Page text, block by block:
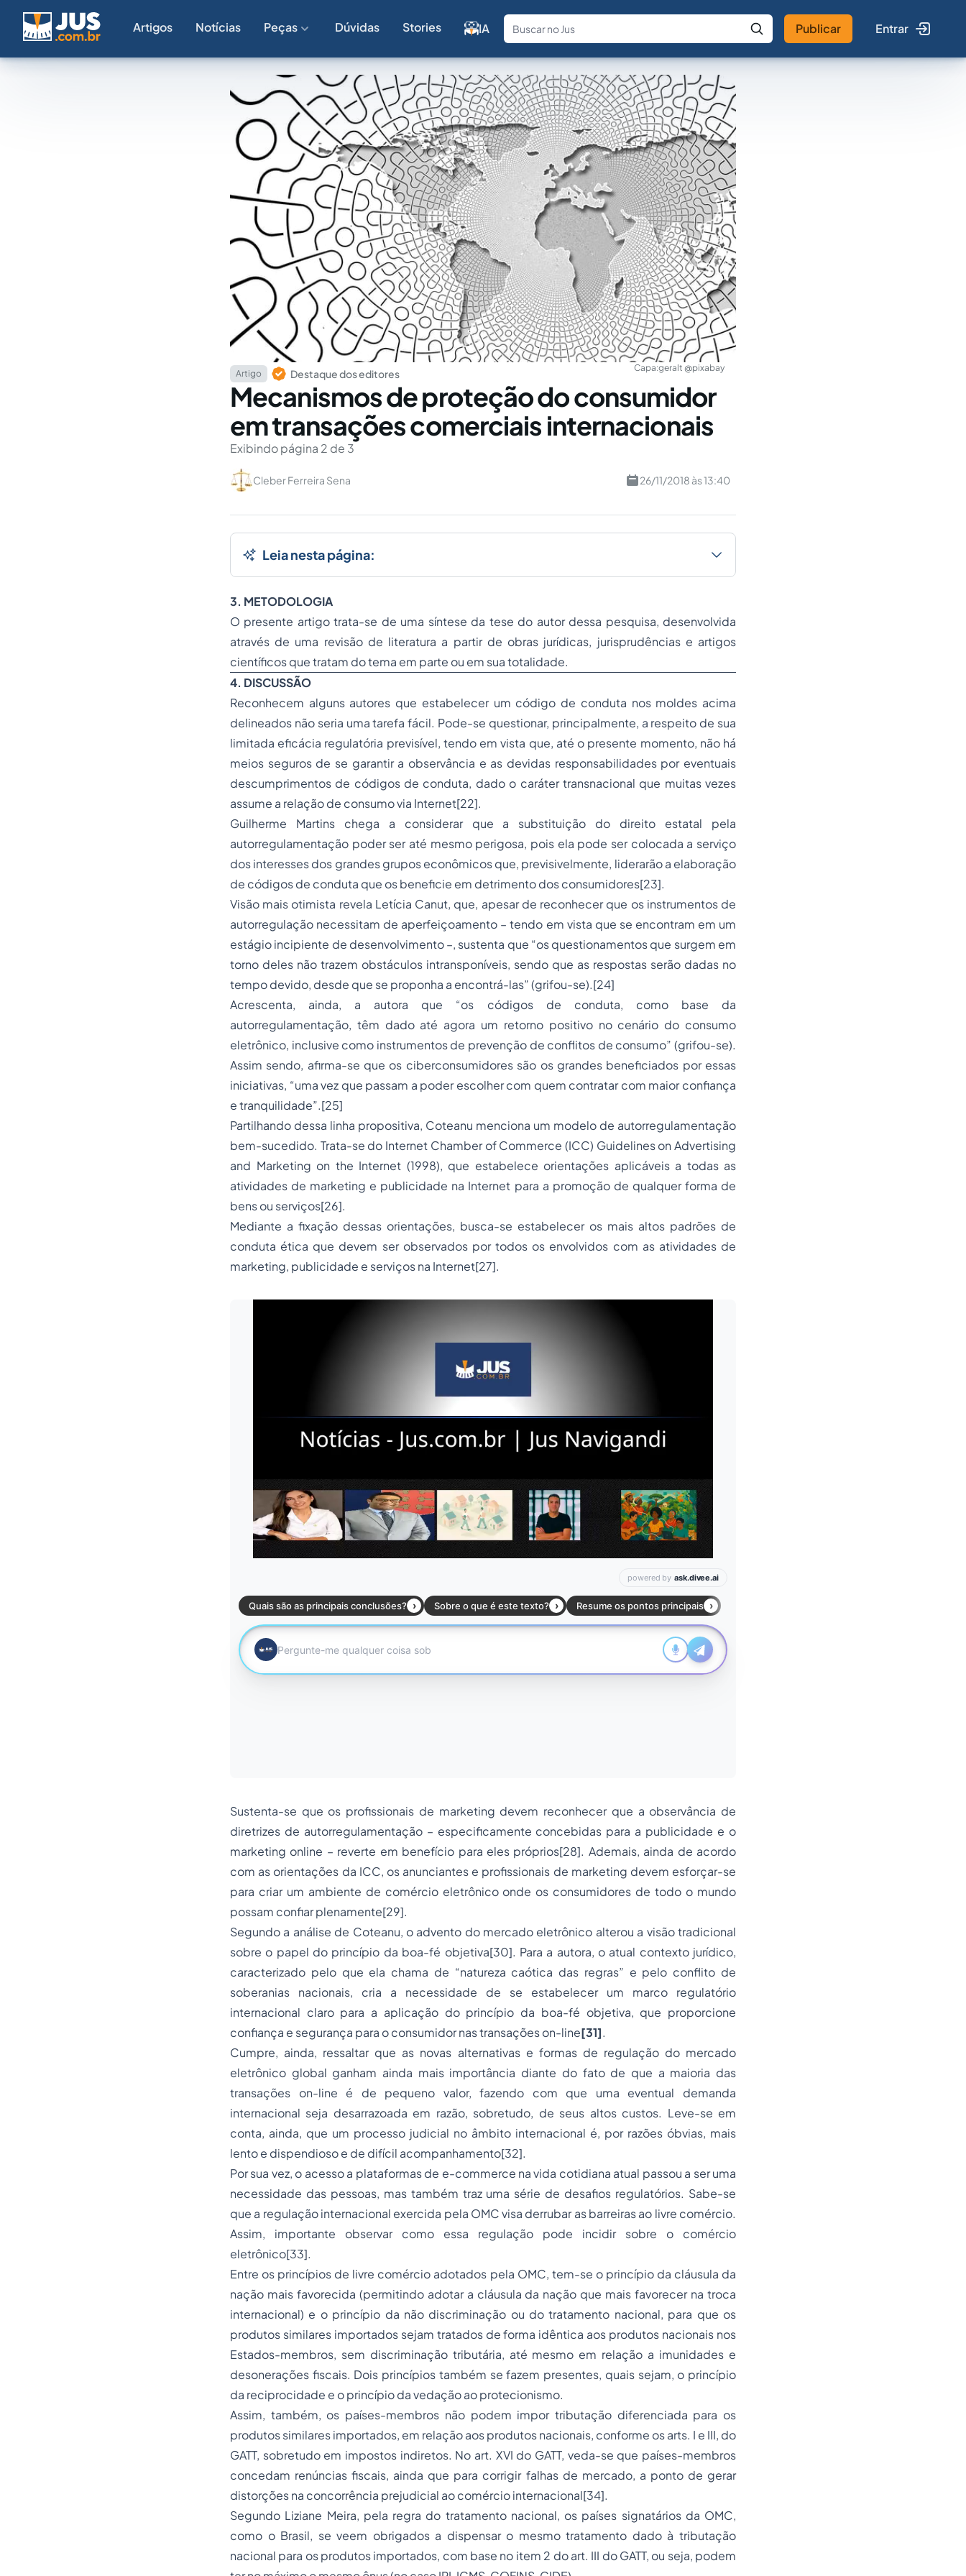
Artigos Notícias Peças Dúvidas Stories IA
Fale com a IA Buscar no Jus
Publicar Entrar
Capa:geralt @pixabay
Artigo Destaque dos editores
Mecanismos de proteção do consumidor
em transações comerciais internacionais
Exibindo página 2 de 3
Cleber Ferreira Sena 26/11/2018 às 13:40
Leia nesta página:
3. METODOLOGIA
O presente artigo trata-se de uma síntese da tese do autor dessa pesquisa, desenvolvida
através de uma revisão de literatura a partir de obras jurídicas, jurisprudências e artigos
científicos que tratam do tema em parte ou em sua totalidade.
4. DISCUSSÃO
Reconhecem alguns autores que estabelecer um código de conduta nos moldes acima
delineados não seria uma tarefa fácil. Pode-se questionar, principalmente, a respeito de sua
limitada eficácia regulatória previsível, tendo em vista que, até o presente momento, não há
meios seguros de se garantir a observância e as devidas responsabilidades por eventuais
descumprimentos de códigos de conduta, dado o caráter transnacional que muitas vezes
assume a relação de consumo via Internet[22].
Guilherme Martins chega a considerar que a substituição do direito estatal pela
autorregulamentação poder ser até mesmo perigosa, pois ela pode ser colocada a serviço
dos interesses dos grandes grupos econômicos que, previsivelmente, liderarão a elaboração
de códigos de conduta que os beneficie em detrimento dos consumidores[23].
Visão mais otimista revela Letícia Canut, que, apesar de reconhecer que os instrumentos de
autorregulação necessitam de aperfeiçoamento – tendo em vista que se encontram em um
estágio incipiente de desenvolvimento –, sustenta que “os questionamentos que surgem em
torno deles não trazem obstáculos intransponíveis, sendo que as respostas serão dadas no
tempo devido, desde que se proponha a encontrá-las” (grifou-se).[24]
Acrescenta, ainda, a autora que “os códigos de conduta, como base da
autorregulamentação, têm dado até agora um retorno positivo no cenário do consumo
eletrônico, inclusive como instrumentos de prevenção de conflitos de consumo” (grifou-se).
Assim sendo, afirma-se que os ciberconsumidores são os grandes beneficiados por essas
iniciativas, “uma vez que passam a poder escolher com quem contratar com maior confiança
e tranquilidade”.[25]
Partilhando dessa linha propositiva, Coteanu menciona um modelo de autorregulamentação
bem-sucedido. Trata-se do Internet Chamber of Commerce (ICC) Guidelines on Advertising
and Marketing on the Internet (1998), que estabelece orientações aplicáveis a todas as
atividades de marketing e publicidade na Internet para a promoção de qualquer forma de
bens ou serviços[26].
Mediante a fixação dessas orientações, busca-se estabelecer os mais altos padrões de
conduta ética que devem ser observados por todos os envolvidos com as atividades de
marketing, publicidade e serviços na Internet[27].
Sustenta-se que os profissionais de marketing devem reconhecer que a observância de
diretrizes de autorregulamentação – especificamente concebidas para a publicidade e o
marketing online – reverte em benefício para eles próprios[28]. Ademais, ainda de acordo
com as orientações da ICC, os anunciantes e profissionais de marketing devem esforçar-se
para criar um ambiente de comércio eletrônico onde os consumidores de todo o mundo
possam confiar plenamente[29].
Segundo a análise de Coteanu, o advento do mercado eletrônico alterou a visão tradicional
sobre o papel do princípio da boa-fé objetiva[30]. Para a autora, o atual contexto jurídico,
caracterizado pelo que ela chama de “natureza caótica das regras” e pelo conflito de
soberanias nacionais, cria a necessidade de se estabelecer um marco regulatório
internacional claro para a aplicação do princípio da boa-fé objetiva, que proporcione
confiança e segurança para o consumidor nas transaçõeson-line[31].
Cumpre, ainda, ressaltar que as novas alternativas e formas de regulação do mercado
eletrônico global ganham ainda mais importância diante do fato de que a maioria das
transações on-line é de pequeno valor, fazendo com que uma eventual demanda
internacional seja desarrazoada em razão, sobretudo, de seus altos custos. Leve-se em
conta, ainda, que um processo judicial no âmbito internacional é, por razões óbvias, mais
lento e dispendioso e de difícil acompanhamento[32].
Por sua vez, o acesso a plataformas de e-commerce na vida cotidiana atual passou a ser uma
necessidade das pessoas, mas também traz uma série de desafios regulatórios. Sabe-se
que a regulação internacional exercida pela OMC visa derrubar as barreiras ao livre comércio.
Assim, importante observar como essa regulação pode incidir sobre o comércio
eletrônico[33].
Entre os princípios de livre comércio adotados pela OMC, tem-se o princípio da cláusula da
nação mais favorecida (permitindo adotar a cláusula da nação que mais favorecer na troca
internacional) e o princípio da não discriminação ou do tratamento nacional, para que os
produtos similares importados sejam tratados de forma idêntica aos produtos nacionais nos
Estados-membros, sem discriminação tributária, até mesmo em relação a imunidades e
desonerações fiscais. Dois princípios também se fazem presentes, quais sejam, o princípio
da reciprocidade e o princípio da vedação ao protecionismo.
Assim, também, os países-membros não podem impor tributação diferenciada para os
produtos similares importados, em relação aos produtos nacionais, conforme os arts. I e III, do
GATT, sobretudo em impostos indiretos. No art. XVI do GATT, veda-se que países-membros
concedam renúncias fiscais, ainda que para corrigir falhas de mercado, a ponto de gerar
distorções na concorrência prejudicial ao comércio internacional[34].
Segundo Liziane Meira, pela regra do tratamento nacional, os países signatários da OMC,
como o Brasil, se veem obrigados a dispensar o mesmo tratamento dado à tributação
nacional para os produtos importados, com base no item 2 do art. III do GATT, ou seja, podem